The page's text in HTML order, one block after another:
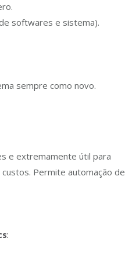
softwares e sistema).
sempre como novo.
e extremamente útil para
Permite automação de
: